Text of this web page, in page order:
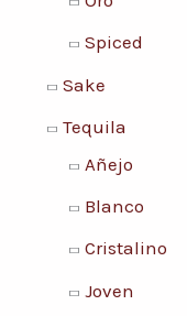
Spiced
Sake
Tequila
Añejo
Blanco
Cristalino
Joven